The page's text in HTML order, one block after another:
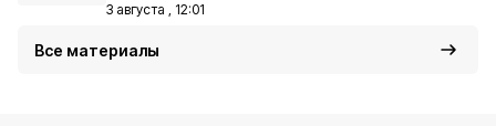
3 августа , 12:01
Все материалы